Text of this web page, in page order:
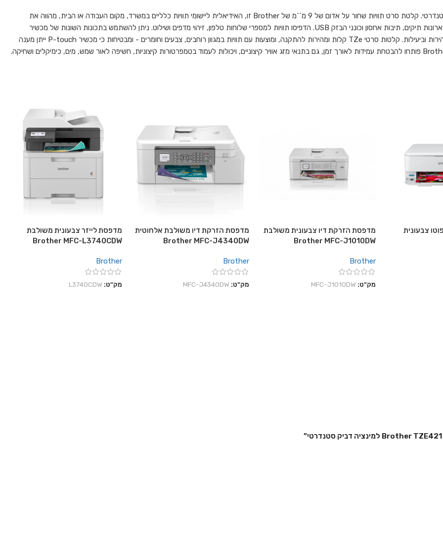
טקסט שחור על סרט אדום. רוחב 9 מ``מ. אורך 8 מטרים. דבק סטנדרטי. קלטת סרט תוויות שחור על אדום של 9 מ``מ של Brother זו, האידיאלית ליישומי תוויות כלליים במשרד, מקום העבודה או הבית, מהווה את
הפתרון המושלם לזיהוי תכולות של תיקיות מסמכים, תיקי ארכיון, ארונות תיקים, תיבות אחסון וכונני הבזק USB. הדפיסו תוויות למספרי שלוחות טלפון, זיהוי מדפים ושילוט. ניתן להשתמש בתכונות השונות של מכשיר
התוויות P-touch שלכם להדפסת תוויות עמידות לפי דרישה במהירות וביעילות. קלטות סרטי TZe קלות ומהירות להתקנה, ומוצעות עם תוויות במגוון רוחבים, צבעים וחומרים - ומבטיחות כי מכשיר P-touch ייתן מענה
צבעונית
מדפסת הזרקת דיו צבעונית משולבת
Brother MFC-J1010DW
Brother
מק"ט: MFC-J1010DW
מדפסת הזרקת דיו משולבת אלחוטית
Brother MFC-J4340DW
Brother
מק"ט: ‎MFC-J4340DW
מדפסת לייזר צבעונית משולבת
Brother MFC-L3740CDW
Brother
מק"ט: L3740CDW